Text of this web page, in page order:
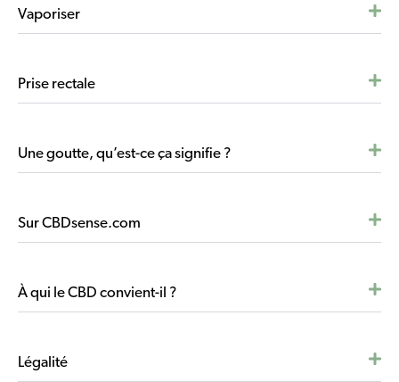
Vaporiser
Prise rectale
Une goutte, qu’est-ce ça signifie ?
Sur CBDsense.com
À qui le CBD convient-il ?
Légalité